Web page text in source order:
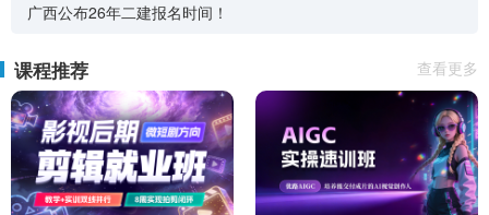
广西公布26年二建报名时间！
课程推荐 查看更多